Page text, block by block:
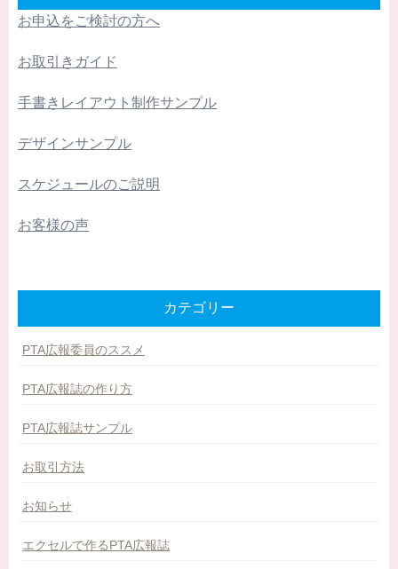
お申込をご検討の方へ
お取引きガイド
手書きレイアウト制作サンプル
デザインサンプル
スケジュールのご説明
お客様の声
カテゴリー
PTA広報委員のススメ
PTA広報誌の作り方
PTA広報誌サンプル
お取引方法
お知らせ
エクセルで作るPTA広報誌